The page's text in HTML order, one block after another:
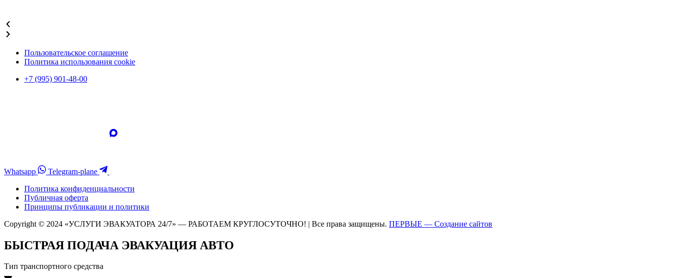
Пользовательское соглашение
Политика использования cookie
+7 (995) 901-48-00
Whatsapp
Telegram-plane
Политика конфиденциальности
Публичная оферта
Принципы публикации и политики
Copyright © 2024 «УСЛУГИ ЭВАКУАТОРА 24/7» — РАБОТАЕМ КРУГЛОСУТОЧНО! | Все права защищены. ПЕРВЫЕ — Создание сайтов
БЫСТРАЯ ПОДАЧА ЭВАКУАЦИЯ АВТО
Тип транспортного средства